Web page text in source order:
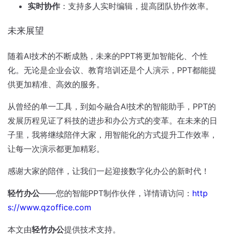
实时协作 ：支持多人实时编辑，提高团队协作效率。
未来展望
随着AI技术的不断成熟，未来的PPT将更加智能化、个性
化。无论是企业会议、教育培训还是个人演示，PPT都能提
供更加精准、高效的服务。
从曾经的单一工具，到如今融合AI技术的智能助手，PPT的
发展历程见证了科技的进步和办公方式的变革。在未来的日
子里，我将继续陪伴大家，用智能化的方式提升工作效率，
让每一次演示都更加精彩。
感谢大家的陪伴，让我们一起迎接数字化办公的新时代！
轻竹办公——您的智能PPT制作伙伴，详情请访问： http
s://www.qzoffice.com
本文由轻竹办公提供技术支持。